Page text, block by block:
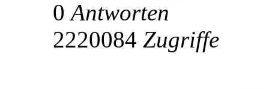
0Antworten
2220084 Zugriffe